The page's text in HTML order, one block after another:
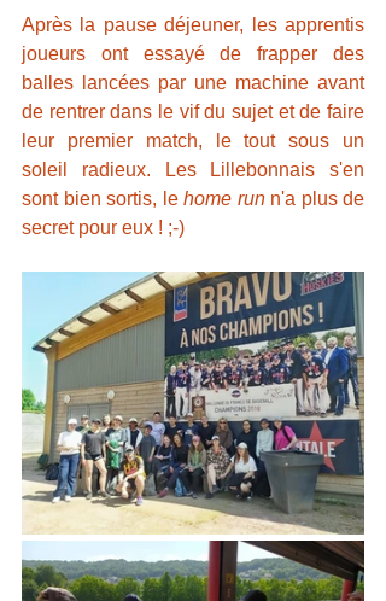
Après la pause déjeuner, les apprentis
joueurs ont essayé de frapper des
balles lancées par une machine avant
de rentrer dans le vif du sujet et de faire
leur premier match, le tout sous un
soleil radieux. Les Lillebonnais s'en
sont bien sortis, le home run n'a plus de
secret pour eux ! ;-)